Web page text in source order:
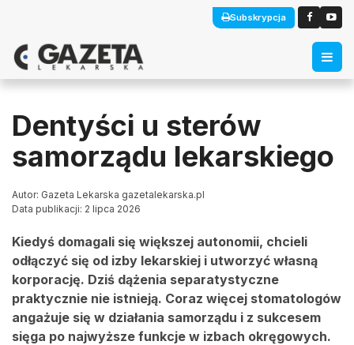
Subskrypcja
Dentyści u sterów
samorządu lekarskiego
Autor: Gazeta Lekarska gazetalekarska.pl
Data publikacji: 2 lipca 2026
Kiedyś domagali się większej autonomii, chcieli
odłączyć się od izby lekarskiej i utworzyć własną
korporację. Dziś dążenia separatystyczne
praktycznie nie istnieją. Coraz więcej stomatologów
angażuje się w działania samorządu i z sukcesem
sięga po najwyższe funkcje w izbach okręgowych.